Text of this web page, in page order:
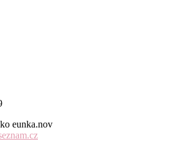
eunka.nov